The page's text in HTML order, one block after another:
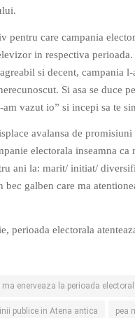
pentru care campania
in respectiva
si decent, campania
Si asa se duce
am vazut io” si incepi sa te
avalansa de
electorala inseamna
ani la: marit/ initiat/
bec galben care ma
perioada electorala
ma enerveaza la perioada
publice in Atena antica pea